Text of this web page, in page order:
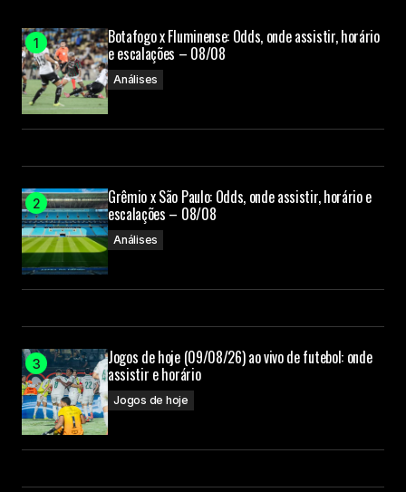
Botafogo x Fluminense: Odds, onde assistir, horário
e escalações – 08/08
Análises
Grêmio x São Paulo: Odds, onde assistir, horário e
escalações – 08/08
Análises
Jogos de hoje (09/08/26) ao vivo de futebol: onde
assistir e horário
Jogos de hoje